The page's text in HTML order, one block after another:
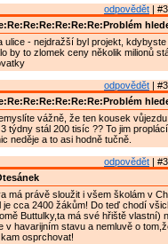
odpovědět |
ulice - nejdražší byl projekt, kdybyste
by to zlomek ceny několik milionů
odpovědět |
vážně, že ten kousek
týdny stál 200 tisíc ?? To jim
neděje a to asi hodně tučně.
odpovědět |
má právě sloužit i všem školám v
je cca 2400 žákům! Do teď chodí
Buttulky,ta má své hřiště vlastní)
v havarijním stavu a nemluvě o
osprchovat!